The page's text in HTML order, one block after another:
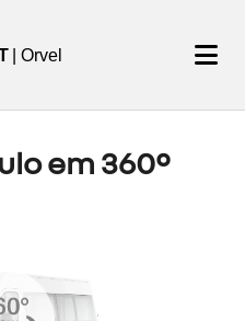
| Orvel
em 360°